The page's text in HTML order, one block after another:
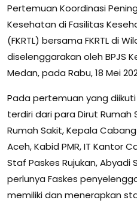
Pertemuan Koordinasi
Kesehatan di Fasilitas
(FKRTL) bersama FKRTL di
diselenggarakan oleh BPJS
Medan, pada Rabu, 18 Mei
Pada pertemuan yang
terdiri dari para Dirut Rumah
Rumah Sakit, Kepala
Aceh, Kabid PMR, IT Kantor
Staf Paskes Rujukan, Abyadi
perlunya Faskes
memiliki dan menerapkan